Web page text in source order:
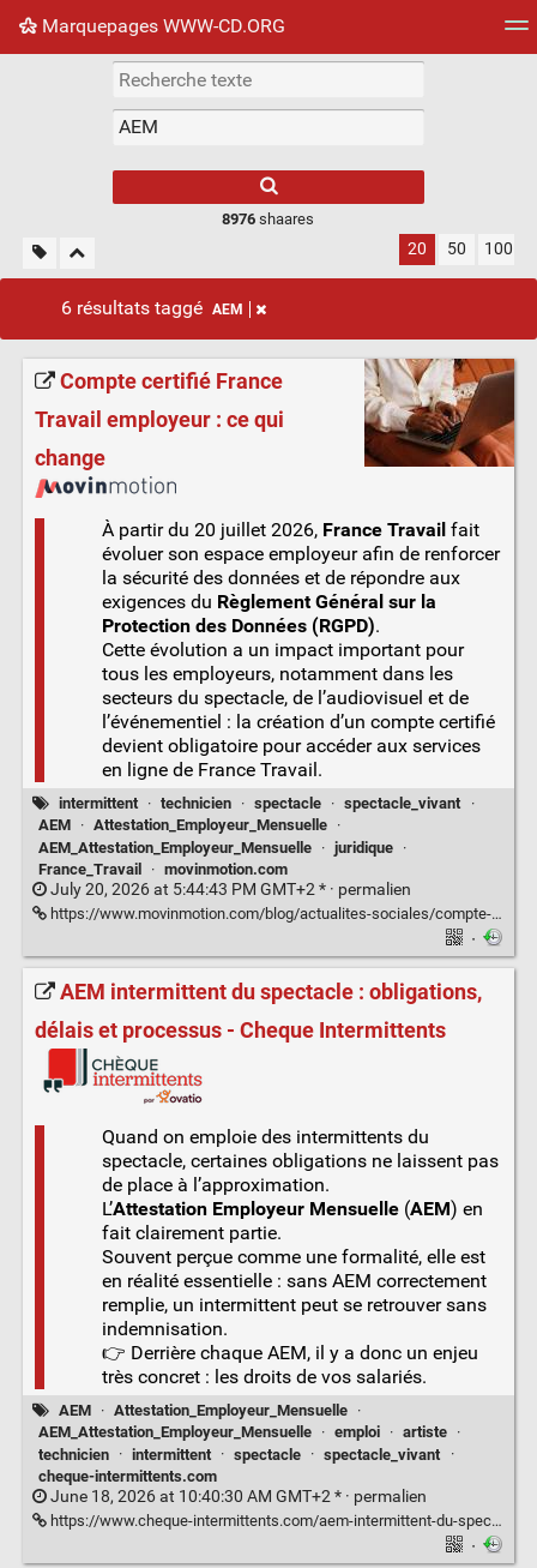
Marquepages WWW-CD.ORG
Nuage de tags Mur d'images
8976 shaares
20 50 100
6 résultats taggé AEM
Compte certifié France
Travail employeur : ce qui
change
À partir du 20 juillet 2026, France Travailfait
évoluer son espace employeur afin de renforcer
la sécurité des données et de répondre aux
exigences du Règlement Général sur la
Protection des Données (RGPD).
Cette évolution a un impact important pour
tous les employeurs, notamment dans les
secteurs du spectacle, de l’audiovisuel et de
l’événementiel : la création d’un compte certifié
devient obligatoire pour accéder aux services
en ligne de France Travail.
intermittent · technicien · spectacle · spectacle_vivant
·
AEM
· Attestation_Employeur_Mensuelle
·
AEM_Attestation_Employeur_Mensuelle
· juridique
·
France_Travail
· movinmotion.com
July 20, 2026 at 5:44:43 PM GMT+2 * · permalien
https://www.movinmotion.com/blog/actualites-sociales/compte-certifie-france-travail/
·
AEM intermittent du spectacle : obligations,
délais et processus - Cheque Intermittents
Quand on emploie des intermittents du
spectacle, certaines obligations ne laissent pas
de place à l’approximation.
L’Attestation Employeur Mensuelle(AEM) en
fait clairement partie.
Souvent perçue comme une formalité, elle est
en réalité essentielle : sans AEM correctement
remplie, un intermittent peut se retrouver sans
indemnisation.
👉 Derrière chaque AEM, il y a donc un enjeu
très concret : les droits de vos salariés.
AEM · Attestation_Employeur_Mensuelle
·
AEM_Attestation_Employeur_Mensuelle
· emploi · artiste ·
technicien
· intermittent · spectacle · spectacle_vivant
·
cheque-intermittents.com
June 18, 2026 at 10:40:30 AM GMT+2 * · permalien
https://www.cheque-intermittents.com/aem-intermittent-du-spectacle/
·